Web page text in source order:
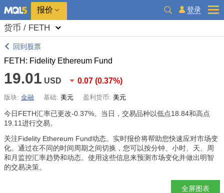
报价 登录
货币 / FETH
回到股票
FETH: Fidelity Ethereum Fund
19.01 USD 0.07 (0.37%)
版块: 金融 基础: 美元 盈利货币: 美元
今日FETH汇率已更改-0.37%。当日，交易品种以低点18.84和高点
19.11进行交易。
关注Fidelity Ethereum Fund动态。实时报价将帮助您快速应对市场变
化。通过在不同的时间周期之间切换，您可以按分钟、小时、天、周
和月监控汇率趋势和动态。使用这些信息来预测市场变化并做出明智
的交易决策。
全屏图表